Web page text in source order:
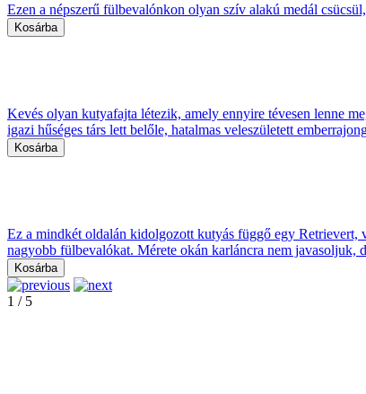
Ezen a népszerű fülbevalónkon olyan szív alakú medál
Kevés olyan kutyafajta létezik, amely ennyire tévesen lenne
igazi hűséges társ lett belőle, hatalmas veleszületett
Ez a mindkét oldalán kidolgozott kutyás függő egy Retrievert,
nagyobb fülbevalókat. Mérete okán karláncra nem javasoljuk,
1 / 5